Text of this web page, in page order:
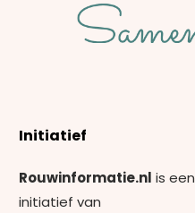
Initiatief
Rouwinformatie.nl is een
initiatief van